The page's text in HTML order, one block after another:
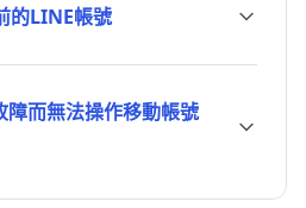
的LINE帳號
障而無法操作移動帳號